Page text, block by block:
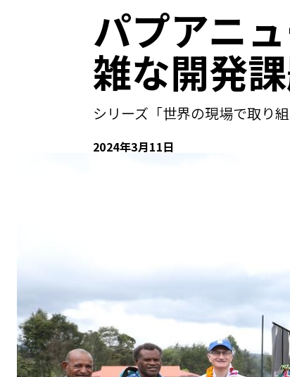
パプアニ
雑な開発
シリーズ「世界の現場で取り
2024年3月11日